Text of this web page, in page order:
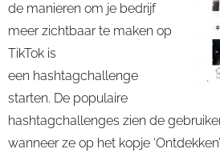
de manieren om je bedrijf
meer zichtbaar te maken op
TikTok is
een hashtagchallenge
starten. De populaire
hashtagchallenges zien de
wanneer ze op het kopje